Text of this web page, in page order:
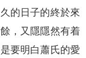
的日子的終於來
，又隱隱然有着
要明白蕭氏的愛